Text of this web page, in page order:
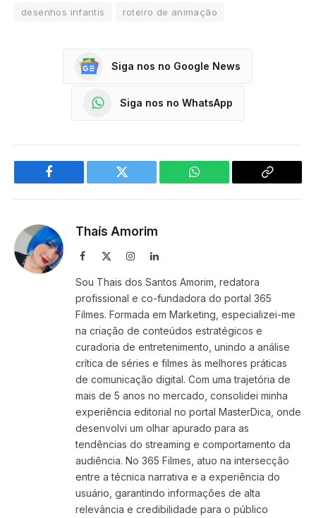
desenhos infantis roteiro de animação
Siga nos no Google News
Siga nos no WhatsApp
Facebook Twitter WhatsApp
Copy
Thaís Amorim
Facebook InstagramLinkedIn
Sou Thais dos Santos Amorim, redatora
profissional e co-fundadora do portal 365
Filmes. Formada em Marketing, especializei-me
na criação de conteúdos estratégicos e
curadoria de entretenimento, unindo a análise
crítica de séries e filmes às melhores práticas
de comunicação digital. Com uma trajetória de
mais de 5 anos no mercado, consolidei minha
experiência editorial no portal MasterDica, onde
desenvolvi um olhar apurado para as
tendências do streaming e comportamento da
audiência. No 365 Filmes, atuo na intersecção
entre a técnica narrativa e a experiência do
usuário, garantindo informações de alta
relevância e credibilidade para o público